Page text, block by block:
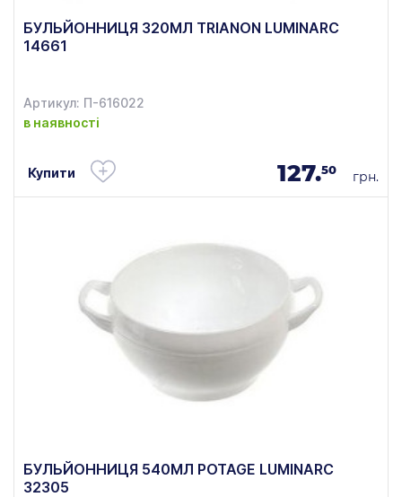
БУЛЬЙОННИЦЯ 320МЛ TRIANON LUMINARC
14661
Артикул: П-616022
в наявності
Купити 127.50 грн.
БУЛЬЙОННИЦЯ 540МЛ POTAGE LUMINARC
32305